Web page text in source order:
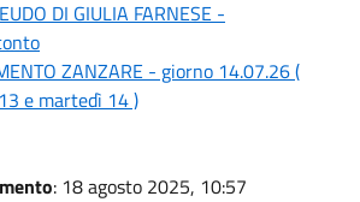
DI GIULIA FARNESE -
ZANZARE - giorno 14.07.26 (
e martedì 14 )
: 18 agosto 2025, 10:57